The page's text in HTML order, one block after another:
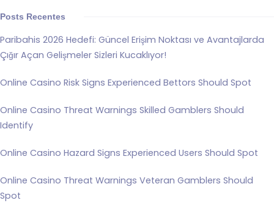
Posts Recentes
Paribahis 2026 Hedefi: Güncel Erişim Noktası ve Avantajlarda
Çığır Açan Gelişmeler Sizleri Kucaklıyor!
Online Casino Risk Signs Experienced Bettors Should Spot
Online Casino Threat Warnings Skilled Gamblers Should
Identify
Online Casino Hazard Signs Experienced Users Should Spot
Online Casino Threat Warnings Veteran Gamblers Should
Spot